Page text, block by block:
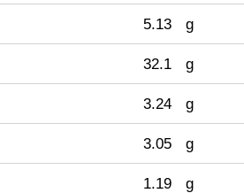
5.13 g
32.1 g
3.24 g
3.05 g
1.19 g